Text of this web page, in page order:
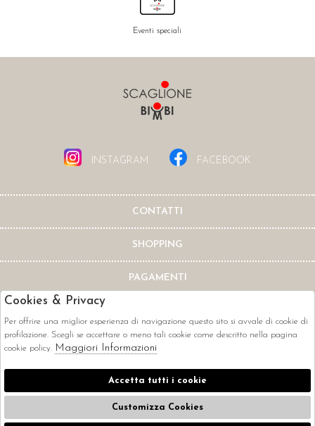
Eventi speciali
INSTAGRAM FACEBOOK
CONTATTI
SHOPPING
PAGAMENTI
CORRIERI
Cookies & Privacy
Per offrire una miglior esperienza di navigazione questo sito si avvale di cookie di
profilazione. Scegli se accettare o meno tali cookie come descritto nella pagina
cookie policy. Maggiori Informazioni
Accetta tutti i cookie
Customizza Cookies